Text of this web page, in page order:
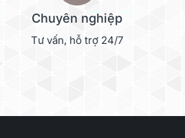
Chuyên nghiệp
Tư vấn, hỗ trợ 24/7